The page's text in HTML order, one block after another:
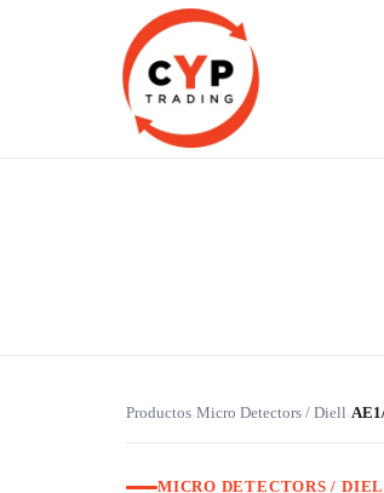
Productos›Micro Detectors / Diell›
MICRO DETECTORS /